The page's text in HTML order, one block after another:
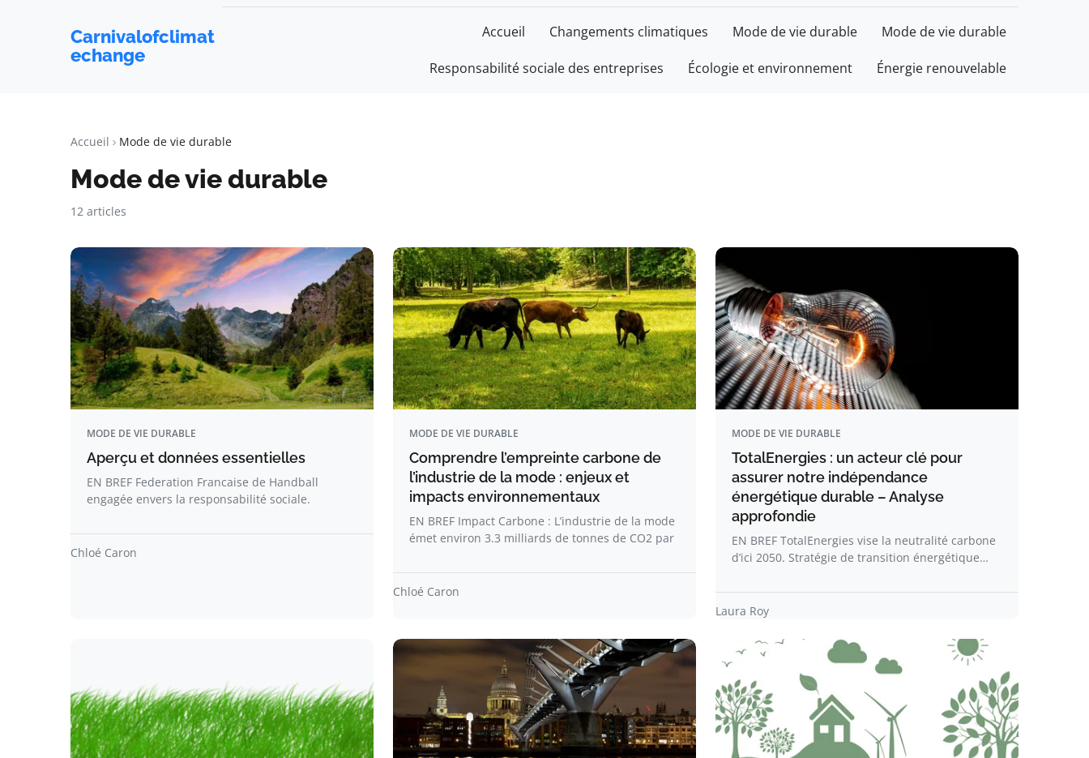
Carnivalofclimat
echange
Accueil Changements climatiques Mode de vie durable Mode de vie durable
Responsabilité sociale des entreprises Écologie et environnement Énergie renouvelable
Accueil Mode de vie durable
Mode de vie durable
12 articles
MODE DE VIE DURABLE
Aperçu et données essentielles
EN BREF Federation Francaise de Handball
engagée envers la responsabilité sociale.
Chloé Caron
MODE DE VIE DURABLE
Comprendre l’empreinte carbone de
l’industrie de la mode : enjeux et
impacts environnementaux
EN BREF Impact Carbone : L’industrie de la mode
émet environ 3.3 milliards de tonnes de CO2 par
Chloé Caron
MODE DE VIE DURABLE
TotalEnergies : un acteur clé pour
assurer notre indépendance
énergétique durable – Analyse
approfondie
EN BREF TotalEnergies vise la neutralité carbone
d’ici 2050. Stratégie de transition énergétique…
Laura Roy